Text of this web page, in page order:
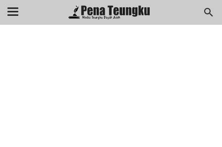
menuj